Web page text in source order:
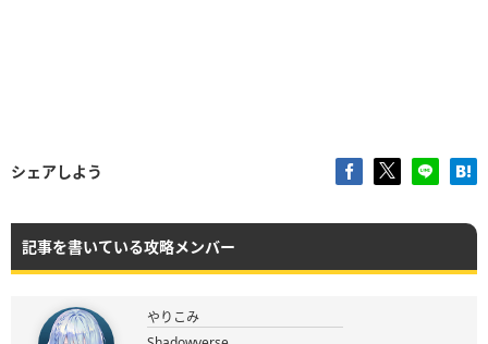
シェアしよう
記事を書いている攻略メンバー
やりこみ